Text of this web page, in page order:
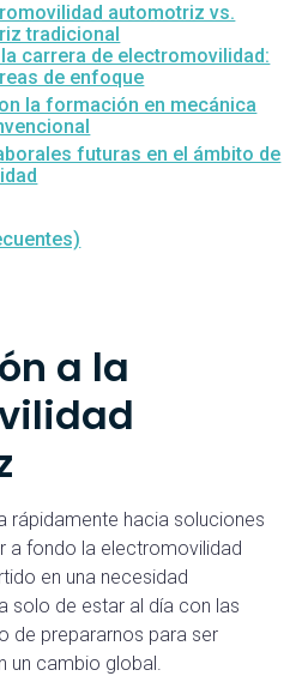
automotriz vs.
tradicional
carrera de electromovilidad:
de enfoque
la formación en mecánica
futuras en el ámbito de
a la
rápidamente hacia soluciones
a fondo la electromovilidad
en una necesidad
solo de estar al día con las
de prepararnos para ser
un cambio global.